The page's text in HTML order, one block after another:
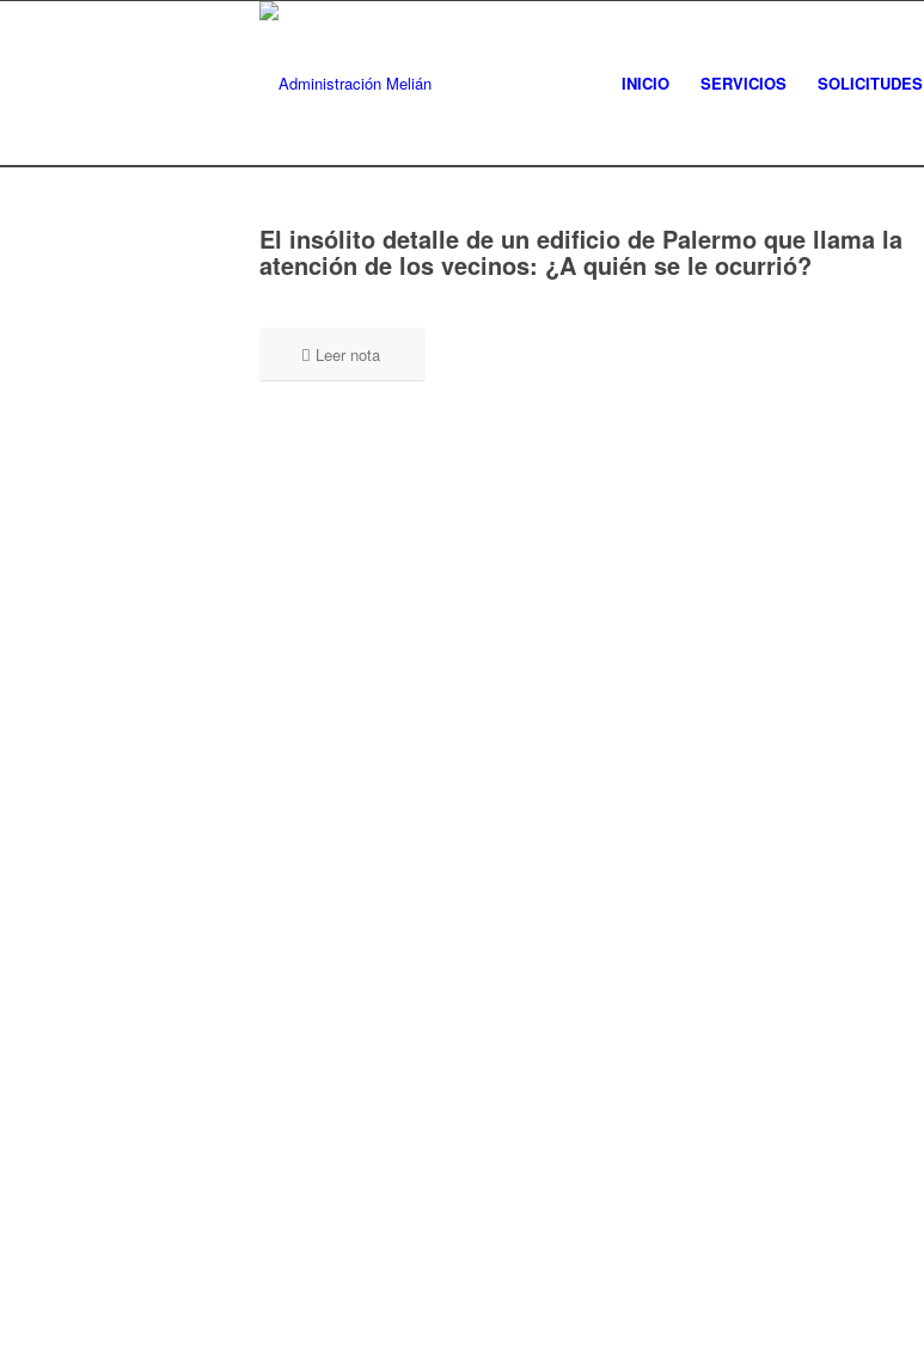
INICIO SERVICIOS SOLICITUDES
El insólito detalle de un edificio de Palermo que llama la
atención de los vecinos: ¿A quién se le ocurrió?
Leer nota